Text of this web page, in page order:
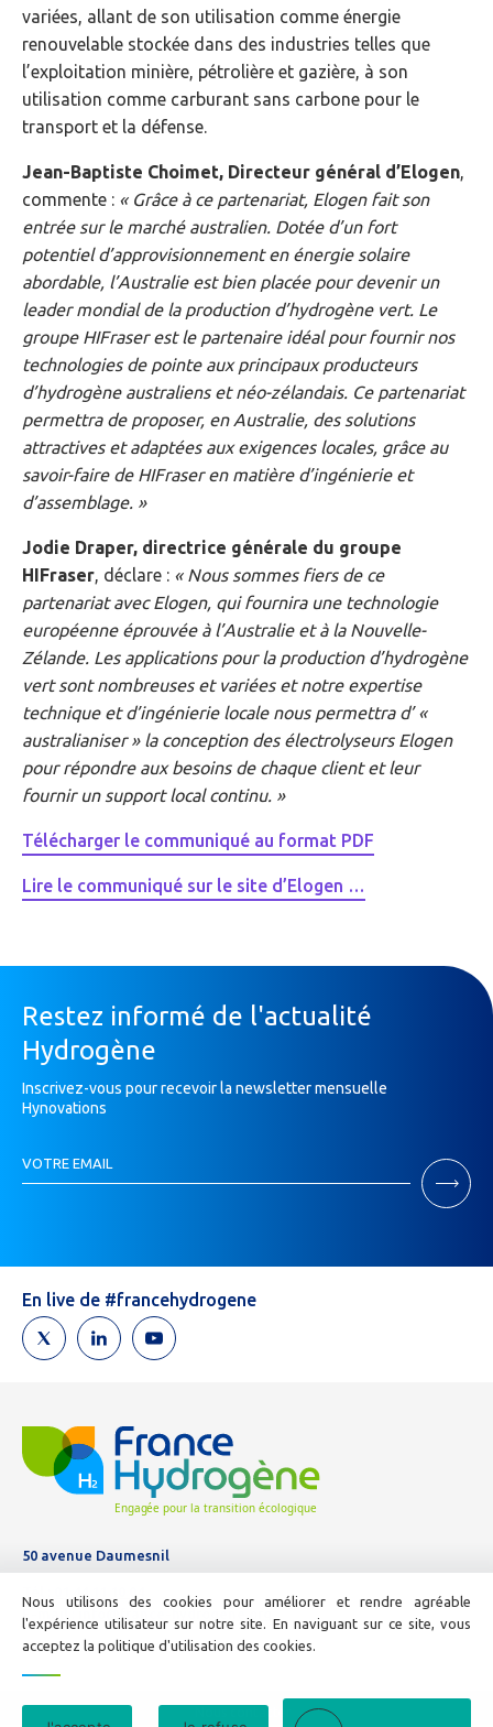
variées, allant de son utilisation comme énergie
renouvelable stockée dans des industries telles que
l’exploitation minière, pétrolière et gazière, à son
utilisation comme carburant sans carbone pour le
transport et la défense.
Jean-Baptiste Choimet, Directeur général d’Elogen
commente : « Grâce à ce partenariat, Elogen fait son
entrée sur le marché australien. Dotée d’un fort
potentiel d’approvisionnement en énergie solaire
abordable, l’Australie est bien placée pour devenir un
leader mondial de la production d’hydrogène vert. Le
groupe HIFraser est le partenaire idéal pour fournir nos
technologies de pointe aux principaux producteurs
d’hydrogène australiens et néo-zélandais. Ce partenariat
permettra de proposer, en Australie, des solutions
attractives et adaptées aux exigences locales, grâce au
savoir-faire de HIFraser en matière d’ingénierie et
d’assemblage. »
Jodie Draper, directrice générale du groupe
HIFraser , déclare : « Nous sommes fiers de ce
partenariat avec Elogen, qui fournira une technologie
européenne éprouvée à l’Australie et à la Nouvelle-
Zélande. Les applications pour la production d’hydrogène
vert sont nombreuses et variées et notre expertise
technique et d’ingénierie locale nous permettra d’ «
australianiser » la conception des électrolyseurs Elogen
pour répondre aux besoins de chaque client et leur
fournir un support local continu. »
Télécharger le communiqué au format PDF
Lire le communiqué sur le site d’Elogen …
Restez informé de l'actualité
Hydrogène
Inscrivez-vous pour recevoir la newsletter mensuelle
Hynovations
Newsletter
VOTRE EMAIL
Si
un
humain,
ne
remplissez
pas
En live de #francehydrogene
50 avenue Daumesnil
01 44 11 10 04
E-mail :
info@france-hydrogene.org
Nous utilisons des cookies pour améliorer et rendre agréable
l'expérience utilisateur sur notre site. En naviguant sur ce site, vous
acceptez la politique d'utilisation des cookies.